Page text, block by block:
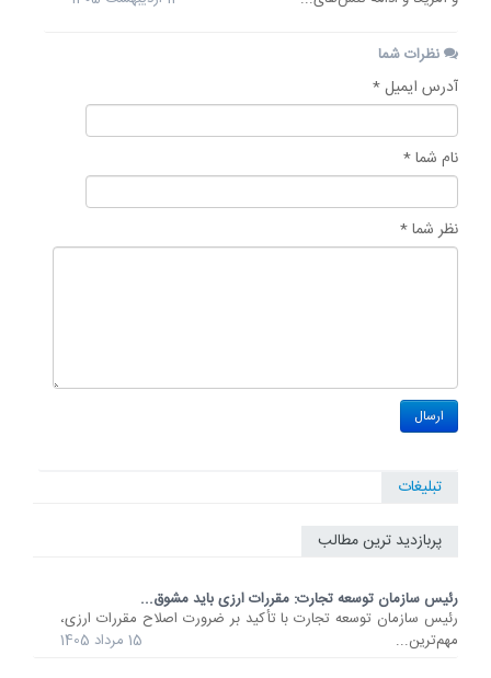
نظرات شما
آدرس ایمیل *
نام شما *
نظر شما *
تبلیغات
پربازدید ترین مطالب
رئیس سازمان توسعه تجارت: مقررات ارزی باید مشوق...
رئیس سازمان توسعه تجارت با تأکید بر ضرورت اصلاح مقررات ارزی،
مهم‌ترین...
15 مرداد 1405